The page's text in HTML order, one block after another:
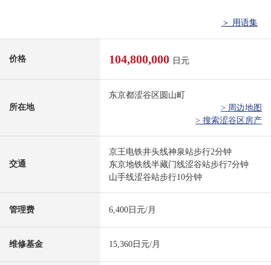
＞ 用语集
价格 104,800,000 日元
所在地
东京都涩谷区圆山町
> 周边地图
> 搜索涩谷区房产
交通
京王电铁井头线神泉站步行2分钟
东京地铁线半藏门线涩谷站步行7分钟
山手线涩谷站步行10分钟
管理费 6,400日元/月
维修基金 15,360日元/月